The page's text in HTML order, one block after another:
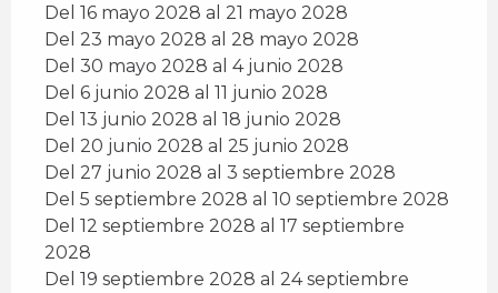
Del 16 mayo 2028 al 21 mayo 2028
Del 23 mayo 2028 al 28 mayo 2028
Del 30 mayo 2028 al 4 junio 2028
Del 6 junio 2028 al 11 junio 2028
Del 13 junio 2028 al 18 junio 2028
Del 20 junio 2028 al 25 junio 2028
Del 27 junio 2028 al 3 septiembre 2028
Del 5 septiembre 2028 al 10 septiembre 2028
Del 12 septiembre 2028 al 17 septiembre
2028
Del 19 septiembre 2028 al 24 septiembre